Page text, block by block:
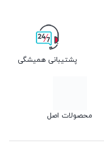
پشتیبانی همیشگی
محصولات اصل